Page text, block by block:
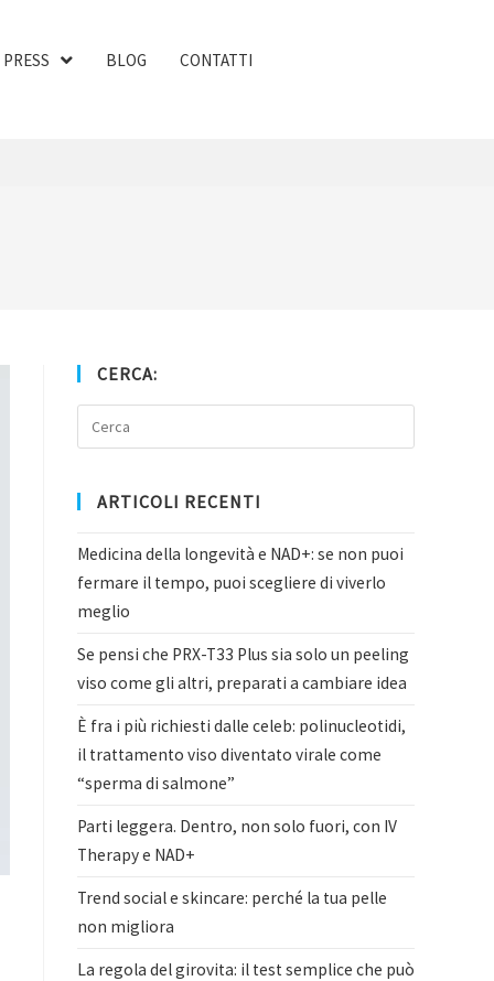
PRESS BLOG CONTATTI
CERCA:
ARTICOLI RECENTI
Medicina della longevità e NAD+: se non puoi
fermare il tempo, puoi scegliere di viverlo
meglio
Se pensi che PRX-T33 Plus sia solo un peeling
viso come gli altri, preparati a cambiare idea
È fra i più richiesti dalle celeb: polinucleotidi,
il trattamento viso diventato virale come
“sperma di salmone”
Parti leggera. Dentro, non solo fuori, con IV
Therapy e NAD+
Trend social e skincare: perché la tua pelle
non migliora
La regola del girovita: il test semplice che può